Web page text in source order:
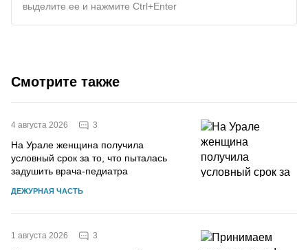
выделите ее и нажмите Ctrl+Enter
Смотрите также
4 августа 2026 3
На Урале женщина получила
условный срок за то, что пыталась
задушить врача-педиатра
ДЕЖУРНАЯ ЧАСТЬ
1 августа 2026 3